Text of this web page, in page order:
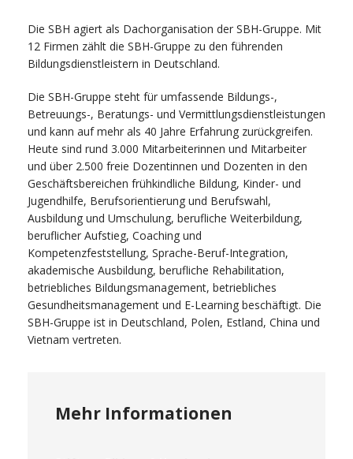
Die SBH agiert als Dachorganisation der SBH-Gruppe. Mit
12 Firmen zählt die SBH-Gruppe zu den führenden
Bildungsdienstleistern in Deutschland.
Die SBH-Gruppe steht für umfassende Bildungs-,
Betreuungs-, Beratungs- und Vermittlungsdienstleistungen
und kann auf mehr als 40 Jahre Erfahrung zurückgreifen.
Heute sind rund 3.000 Mitarbeiterinnen und Mitarbeiter
und über 2.500 freie Dozentinnen und Dozenten in den
Geschäftsbereichen frühkindliche Bildung, Kinder- und
Jugendhilfe, Berufsorientierung und Berufswahl,
Ausbildung und Umschulung, berufliche Weiterbildung,
beruflicher Aufstieg, Coaching und
Kompetenzfeststellung, Sprache-Beruf-Integration,
akademische Ausbildung, berufliche Rehabilitation,
betriebliches Bildungsmanagement, betriebliches
Gesundheitsmanagement und E-Learning beschäftigt. Die
SBH-Gruppe ist in Deutschland, Polen, Estland, China und
Vietnam vertreten.
Mehr Informationen